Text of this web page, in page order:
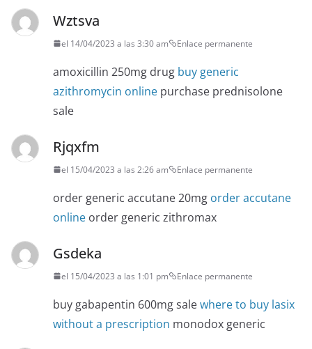
Wztsva
el 14/04/2023 a las 3:30 am Enlace permanente
amoxicillin 250mg drug buy generic
azithromycin online purchase prednisolone
sale
Rjqxfm
el 15/04/2023 a las 2:26 am Enlace permanente
order generic accutane 20mg order accutane
online order generic zithromax
Gsdeka
el 15/04/2023 a las 1:01 pm Enlace permanente
buy gabapentin 600mg salewhere to buy lasix
without a prescription monodox generic